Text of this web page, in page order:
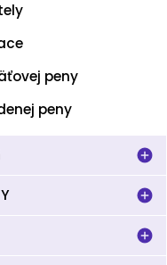
peny
peny